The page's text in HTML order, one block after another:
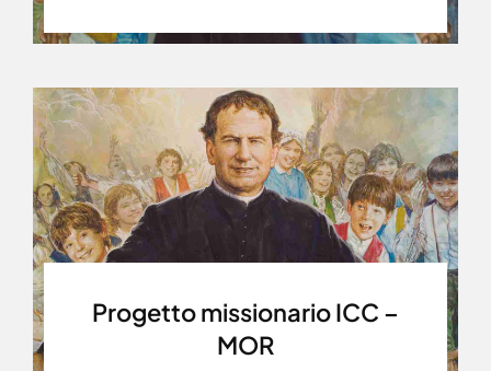
Progetto missionario ICC –
MOR